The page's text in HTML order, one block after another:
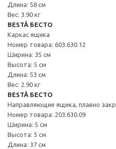
Длина: 58 см
Вес: 3.90 кг
BESTÅ БЕСТО
Каркас ящика
Номер товара: 603.630.12
Ширина: 35 см
Высота: 5 см
Длина: 53 см
Вес: 2.90 кг
BESTÅ БЕСТО
Направляющие ящика, плавно закр
Номер товара: 203.630.09
Ширина: 5 см
Высота: 5 см
Длина: 37 см